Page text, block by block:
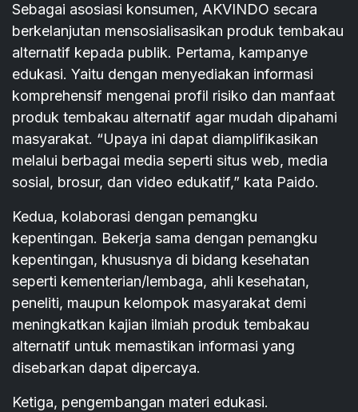
Sebagai asosiasi konsumen, AKVINDO secara
berkelanjutan mensosialisasikan produk tembakau
alternatif kepada publik. Pertama, kampanye
edukasi. Yaitu dengan menyediakan informasi
komprehensif mengenai profil risiko dan manfaat
produk tembakau alternatif agar mudah dipahami
masyarakat. “Upaya ini dapat diamplifikasikan
melalui berbagai media seperti situs web, media
sosial, brosur, dan video edukatif,” kata Paido.
Kedua, kolaborasi dengan pemangku
kepentingan. Bekerja sama dengan pemangku
kepentingan, khususnya di bidang kesehatan
seperti kementerian/lembaga, ahli kesehatan,
peneliti, maupun kelompok masyarakat demi
meningkatkan kajian ilmiah produk tembakau
alternatif untuk memastikan informasi yang
disebarkan dapat dipercaya.
Ketiga, pengembangan materi edukasi.